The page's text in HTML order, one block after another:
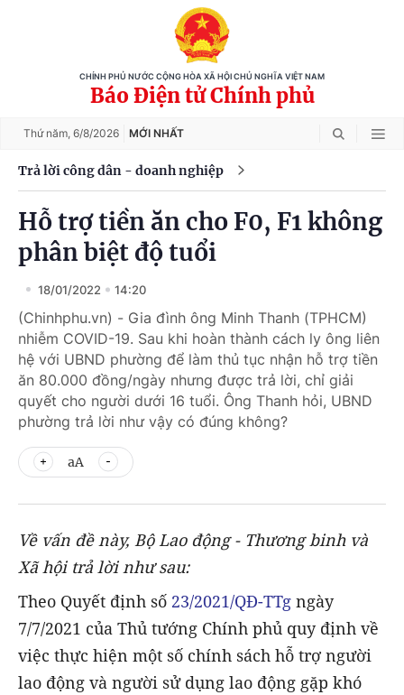
CHÍNH PHỦ NƯỚC CỘNG HÒA XÃ HỘI CHỦ NGHĨA VIỆT NAM
Báo Điện tử Chính phủ
Thứ năm, 6/8/2026 MỚI NHẤT
Trả lời công dân - doanh nghiệp
Hỗ trợ tiền ăn cho F0, F1 không
phân biệt độ tuổi
18/01/2022 14:20
(Chinhphu.vn) - Gia đình ông Minh Thanh (TPHCM)
nhiễm COVID-19. Sau khi hoàn thành cách ly ông liên
hệ với UBND phường để làm thủ tục nhận hỗ trợ tiền
ăn 80.000 đồng/ngày nhưng được trả lời, chỉ giải
quyết cho người dưới 16 tuổi. Ông Thanh hỏi, UBND
phường trả lời như vậy có đúng không?
aA
Về vấn đề này, Bộ Lao động - Thương binh và
Xã hội trả lời như sau:
Theo Quyết định số 23/2021/QĐ-TTg ngày
7/7/2021 của Thủ tướng Chính phủ quy định về
việc thực hiện một số chính sách hỗ trợ người
lao động và người sử dụng lao động gặp khó